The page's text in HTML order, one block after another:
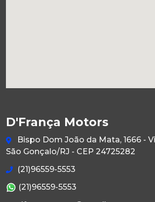
D'França Motors
Bispo Dom João da Mata, 1666 -
São Gonçalo/RJ - CEP 24725282
(21)96559-5553
(21)96559-5553